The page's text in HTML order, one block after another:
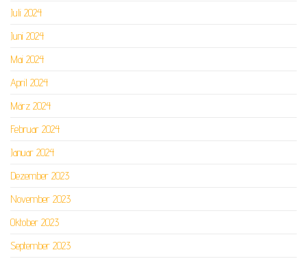
Juli 2024
Juni 2024
Mai 2024
April 2024
März 2024
Februar 2024
Januar 2024
Dezember 2023
November 2023
Oktober 2023
September 2023